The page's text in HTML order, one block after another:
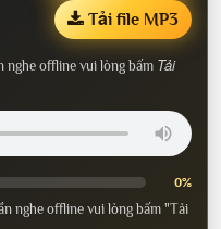
Tải file MP3
nghe offline vui lòng bấm Tải
0%
nghe offline vui lòng bấm "Tải